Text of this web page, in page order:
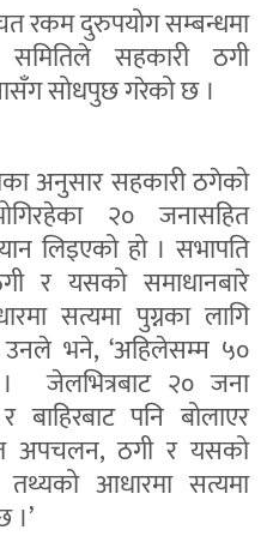
रकम दुरुपयोग सम्बन्धमा
सहकारी ठगी
सोधपुछ गरेको छ ।
अनुसार सहकारी ठगेको
२० जनासहित
लिइएको हो । सभापति
र यसको समाधानबारे
सत्यमा पुग्नका लागि
भने, ‘अहिलेसम्म ५०
जेलभित्रबाट २० जना
पनि बोलाएर
ठगी र यसको
आधारमा सत्यमा
।’